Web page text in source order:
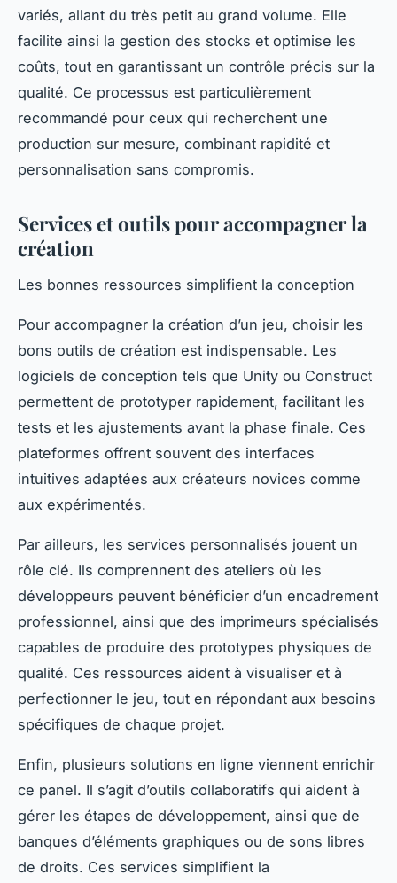
variés, allant du très petit au grand volume. Elle
facilite ainsi la gestion des stocks et optimise les
coûts, tout en garantissant un contrôle précis sur la
qualité. Ce processus est particulièrement
recommandé pour ceux qui recherchent une
production sur mesure, combinant rapidité et
personnalisation sans compromis.
Services et outils pour accompagner la
création
Les bonnes ressources simplifient la conception
Pour accompagner la création d’un jeu, choisir les
bons outils de création est indispensable. Les
logiciels de conception tels que Unity ou Construct
permettent de prototyper rapidement, facilitant les
tests et les ajustements avant la phase finale. Ces
plateformes offrent souvent des interfaces
intuitives adaptées aux créateurs novices comme
aux expérimentés.
Par ailleurs, les services personnalisés jouent un
rôle clé. Ils comprennent des ateliers où les
développeurs peuvent bénéficier d’un encadrement
professionnel, ainsi que des imprimeurs spécialisés
capables de produire des prototypes physiques de
qualité. Ces ressources aident à visualiser et à
perfectionner le jeu, tout en répondant aux besoins
spécifiques de chaque projet.
Enfin, plusieurs solutions en ligne viennent enrichir
ce panel. Il s’agit d’outils collaboratifs qui aident à
gérer les étapes de développement, ainsi que de
banques d’éléments graphiques ou de sons libres
de droits. Ces services simplifient la